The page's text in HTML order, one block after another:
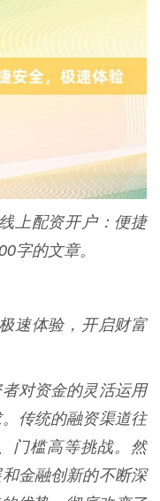
上配资开户：便捷
字的文章。
速体验，开启财富
对资金的灵活运用
传统的融资渠道往
门槛高等挑战。然
金融创新的不断深